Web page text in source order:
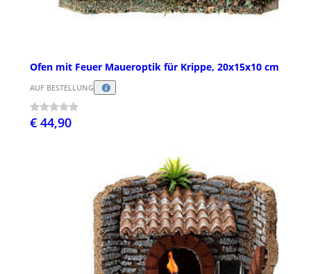
Ofen mit Feuer Maueroptik für Krippe, 20x15x10 cm
AUF BESTELLUNG
€ 44,90